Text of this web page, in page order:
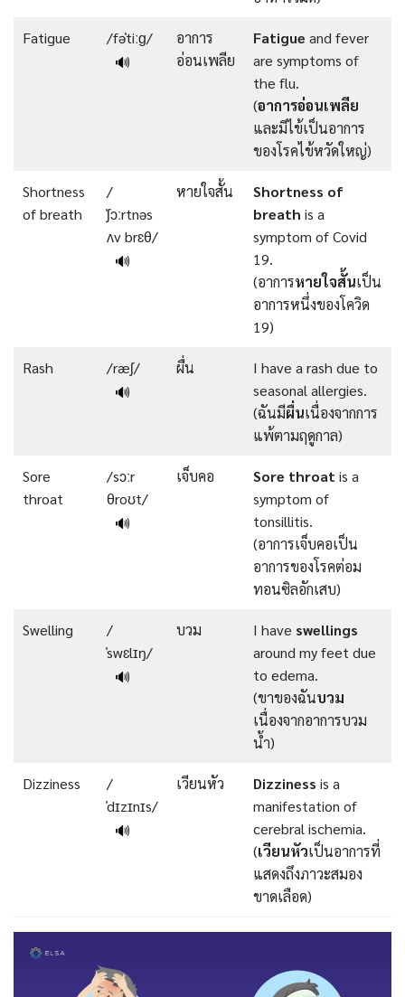
Fatigue
/fəˈtiːɡ/
🔊
อาการ
อ่อนเพลีย
Fatigue and fever
are symptoms of
the flu.
(อาการอ่อนเพลีย
และมีไข้เป็นอาการ
ของโรคไข้หวัดใหญ่)
Shortness
of breath
/
ˈʃɔːrtnəs
ʌv brɛθ/
🔊
หายใจสั้น
Shortness of
breath is a
symptom of Covid
19.
(อาการหายใจสั้นเป็น
อาการหนึ่งของโควิด
19)
Rash
/ræʃ/
🔊
ผื่น
I have a rash due to
seasonal allergies.
(ฉันมีผื่นเนื่องจากการ
แพ้ตามฤดูกาล)
Sore
throat
/sɔːr
θroʊt/
🔊
เจ็บคอ Sore throat is a
symptom of
tonsillitis.
(อาการเจ็บคอเป็น
อาการของโรคต่อม
ทอนซิลอักเสบ)
Swelling
/
ˈswɛlɪŋ/
🔊
บวม I have swellings
around my feet due
to edema.
(ขาของฉันบวม
เนื่องจากอาการบวม
น้ำ)
Dizziness
/
ˈdɪzɪnɪs/
🔊
เวียนหัว Dizziness is a
manifestation of
cerebral ischemia.
(เวียนหัวเป็นอาการที่
แสดงถึงภาวะสมอง
ขาดเลือด)